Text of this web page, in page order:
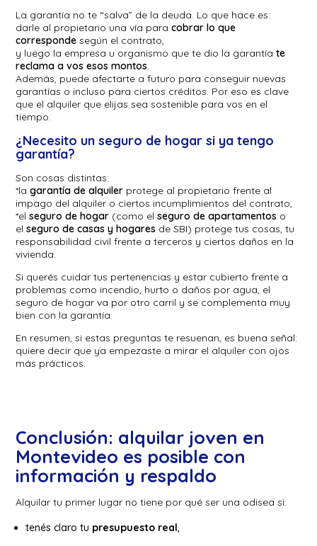
La garantía no te “salva” de la deuda. Lo que hace es:
darle al propietario una vía paracobrar lo que
corresponde según el contrato,
y luego la empresa u organismo que te dio la garantíate
reclama a vos esos montos
Además, puede afectarte a futuro para conseguir nuevas
garantías o incluso para ciertos créditos. Por eso es clave
que el alquiler que elijas sea sostenible para vos en el
tiempo.
¿Necesito un seguro de hogar si ya tengo
garantía?
Son cosas distintas:
*lagarantía de alquiler protege al propietario frente al
impago del alquiler o ciertos incumplimientos del contrato,
*elseguro de hogar (como elseguro de apartamentos o
elseguro de casas y hogares de SBI) protege tus cosas, tu
responsabilidad civil frente a terceros y ciertos daños en la
vivienda.
Si querés cuidar tus pertenencias y estar cubierto frente a
problemas como incendio, hurto o daños por agua, el
seguro de hogar va por otro carril y se complementa muy
bien con la garantía.
En resumen, si estas preguntas te resuenan, es buena señal:
quiere decir que ya empezaste a mirar el alquiler con ojos
más prácticos.
Conclusión: alquilar joven en
Montevideo es posible con
información y respaldo
Alquilar tu primer lugar no tiene por qué ser una odisea si:
tenés claro tu presupuesto real